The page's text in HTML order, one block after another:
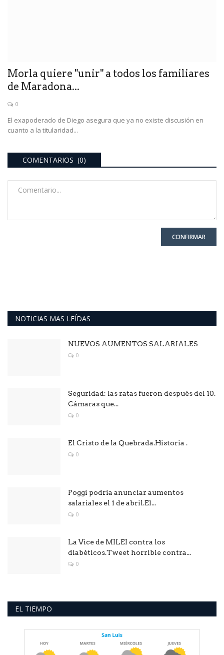
Morla quiere "unir" a todos los familiares
de Maradona...
0
El exapoderado de Diego asegura que ya no existe discusión en
cuanto a la titularidad...
COMENTARIOS (0)
CONFIRMAR
NOTICIAS MAS LEÍDAS
NUEVOS AUMENTOS SALARIALES
0
Seguridad: las ratas fueron después del 10.
Cámaras que...
0
El Cristo de la Quebrada.Historia .
0
Poggi podría anunciar aumentos
salariales el 1 de abril.El...
0
La Vice de MILEI contra los
diabéticos.Tweet horrible contra...
0
EL TIEMPO